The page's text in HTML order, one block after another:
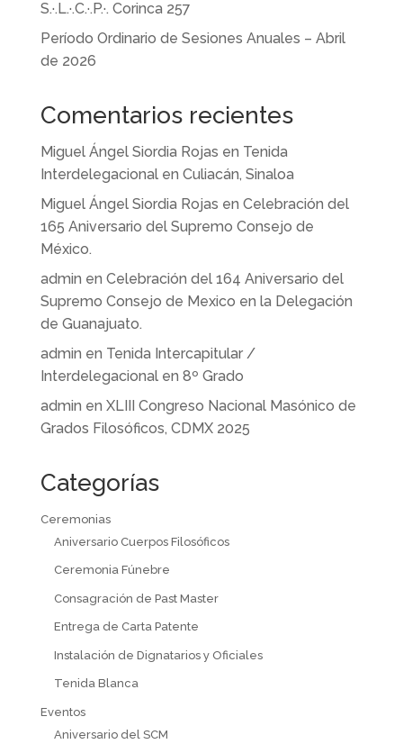
S.·.L.·.C.·.P.·. Corinca 257
Período Ordinario de Sesiones Anuales – Abril
de 2026
Comentarios recientes
Miguel Ángel Siordia Rojas en Tenida
Interdelegacional en Culiacán, Sinaloa
Miguel Ángel Siordia Rojas en Celebración del
165 Aniversario del Supremo Consejo de
México.
admin en Celebración del 164 Aniversario del
Supremo Consejo de Mexico en la Delegación
de Guanajuato.
admin en Tenida Intercapitular /
Interdelegacional en 8º Grado
admin en XLIII Congreso Nacional Masónico de
Grados Filosóficos, CDMX 2025
Categorías
Ceremonias
Aniversario Cuerpos Filosóficos
Ceremonia Fúnebre
Consagración de Past Master
Entrega de Carta Patente
Instalación de Dignatarios y Oficiales
Tenida Blanca
Eventos
Aniversario del SCM